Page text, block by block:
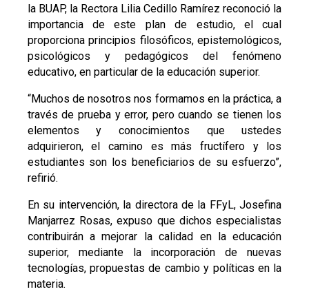
la BUAP, la Rectora Lilia Cedillo Ramírez reconoció la
importancia de este plan de estudio, el cual
proporciona principios filosóficos, epistemológicos,
psicológicos y pedagógicos del fenómeno
educativo, en particular de la educación superior.
“Muchos de nosotros nos formamos en la práctica, a
través de prueba y error, pero cuando se tienen los
elementos y conocimientos que ustedes
adquirieron, el camino es más fructífero y los
estudiantes son los beneficiarios de su esfuerzo”,
refirió.
En su intervención, la directora de la FFyL, Josefina
Manjarrez Rosas, expuso que dichos especialistas
contribuirán a mejorar la calidad en la educación
superior, mediante la incorporación de nuevas
tecnologías, propuestas de cambio y políticas en la
materia.